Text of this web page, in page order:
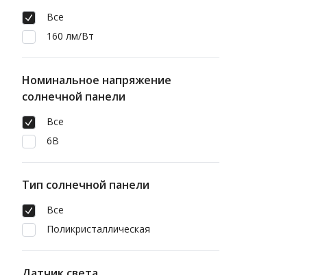
Все
160 лм/Вт
Номинальное напряжение
солнечной панели
Все
6В
Тип солнечной панели
Все
Поликристаллическая